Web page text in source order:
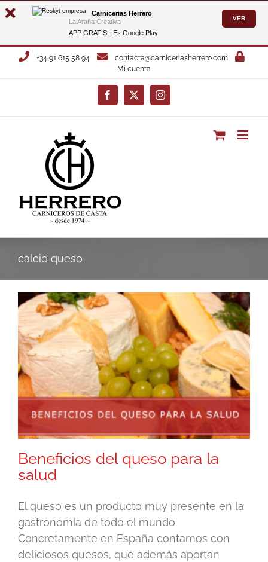
Carnicerias Herrero
La Araña Creativa
APP GRATIS - Es Google Play
VER
Saltar
+34 91 615 58 94
contacta@carniceriasherrero.com
Mi cuenta
Facebook
X Instagram
calcio queso
Beneficios del queso para la
salud
El queso es un producto muy presente en la
gastronomía de todo el mundo.
Concretamente en España contamos con
deliciosos quesos, que además aportan